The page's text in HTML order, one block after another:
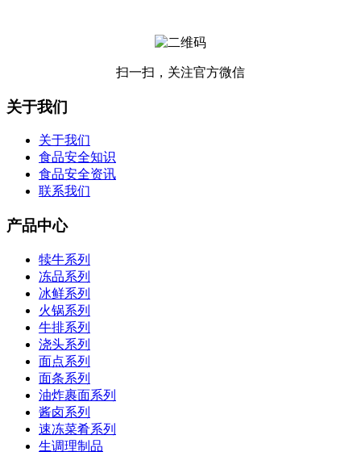
扫一扫，关注官方微信
关于我们
关于我们
食品安全知识
食品安全资讯
联系我们
产品中心
犊牛系列
冻品系列
冰鲜系列
火锅系列
牛排系列
浇头系列
面点系列
面条系列
油炸裹面系列
酱卤系列
速冻菜肴系列
生调理制品